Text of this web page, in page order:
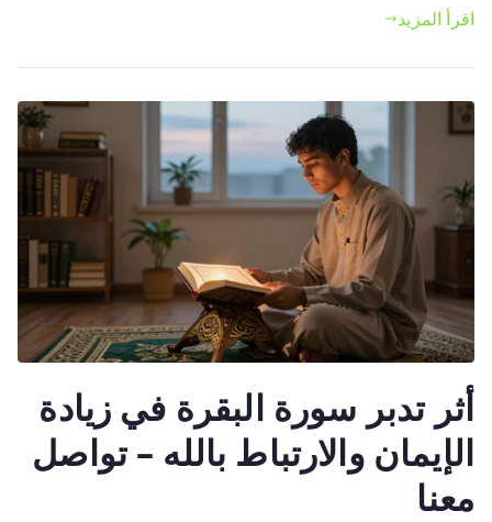
في
القران
اقرأ المزيد
أثر تدبر سورة البقرة في زيادة
الإيمان والارتباط بالله – تواصل
معنا